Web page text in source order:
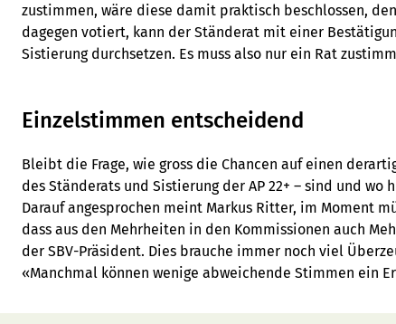
zustimmen, wäre diese damit praktisch beschlossen,
dagegen votiert, kann der Ständerat mit einer
Sistierung durchsetzen. Es muss also nur ein Rat
Einzelstimmen entscheidend
Bleibt die Frage, wie gross die Chancen auf einen
des Ständerats und Sistierung der AP 22+ – sind und
Darauf angesprochen meint Markus Ritter, im Moment
dass aus den Mehrheiten in den Kommissionen auch
der SBV-Präsident. Dies brauche immer noch viel
«Manchmal können wenige abweichende Stimmen ein